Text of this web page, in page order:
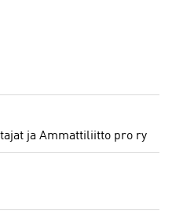
ja Ammattiliitto pro ry